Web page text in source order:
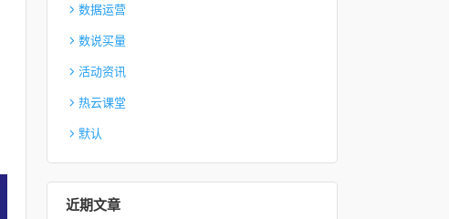
数据运营
数说买量
活动资讯
热云课堂
默认
近期文章